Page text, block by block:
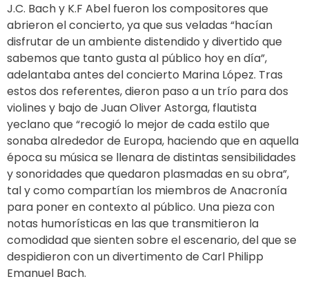
J.C. Bach y K.F Abel fueron los compositores que
abrieron el concierto, ya que sus veladas “hacían
disfrutar de un ambiente distendido y divertido que
sabemos que tanto gusta al público hoy en día”,
adelantaba antes del concierto Marina López. Tras
estos dos referentes, dieron paso a un trío para dos
violines y bajo de Juan Oliver Astorga, flautista
yeclano que “recogió lo mejor de cada estilo que
sonaba alrededor de Europa, haciendo que en aquella
época su música se llenara de distintas sensibilidades
y sonoridades que quedaron plasmadas en su obra”,
tal y como compartían los miembros de Anacronía
para poner en contexto al público. Una pieza con
notas humorísticas en las que transmitieron la
comodidad que sienten sobre el escenario, del que se
despidieron con un divertimento de Carl Philipp
Emanuel Bach.